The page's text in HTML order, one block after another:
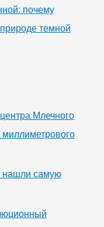
почему
темной
Млечного
миллиметрового
нашли самую